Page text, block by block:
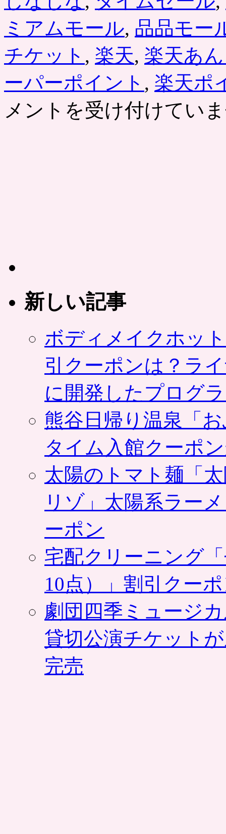
ミアムモール, 品品モー
チケット , 楽天, 楽天あ
ーパーポイント , 楽天ポ
メントを受け付けてい
新しい記事
ボディメイクホッ
引クーポンは？ラ
に開発したプログ
熊谷日帰り温泉「
タイム入館クーポ
太陽のトマト麺「
リゾ」太陽系ラー
ーポン
宅配クリーニング
10点）」割引クー
劇団四季ミュージ
貸切公演チケット
完売